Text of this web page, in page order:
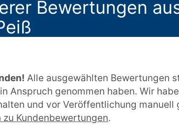
Bewertungen
Alle ausgewählten Bewertungen
Anspruch genommen haben. Wir
und vor Veröffentlichung
Kundenbewertungen.